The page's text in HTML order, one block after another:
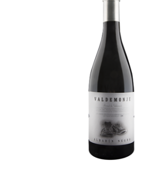
AÑADIR AL CARRITO